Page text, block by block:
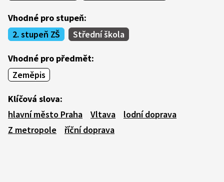
Vhodné pro stupeň:
2. stupeň ZŠ
Střední škola
Vhodné pro předmět:
Zeměpis
Klíčová slova:
hlavní město Praha
Vltava
lodní doprava
Z metropole
říční doprava